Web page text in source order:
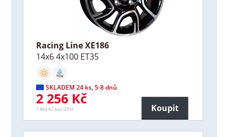
Racing Line XE186
14x6 4x100 ET35
SKLADEM 24 ks, 5-8 dnů
2 256 Kč
1 864 Kč bez DPH Koupit